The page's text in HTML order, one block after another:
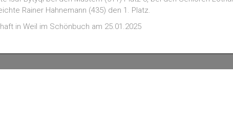
Rainer Hahnemann (435) den 1. Platz.
in Weil im Schönbuch am 25.01.2025